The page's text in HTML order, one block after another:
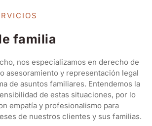
asesoramiento y representación legal
de asuntos familiares. Entendemos la
de estas situaciones, por lo
empatía y profesionalismo para
de nuestros clientes y sus familias.